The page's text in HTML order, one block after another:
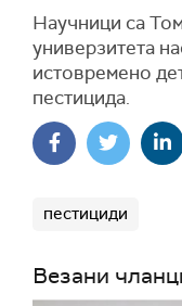
Научници са
универзитета
истовремено
пестицида.
пестициди
Везани